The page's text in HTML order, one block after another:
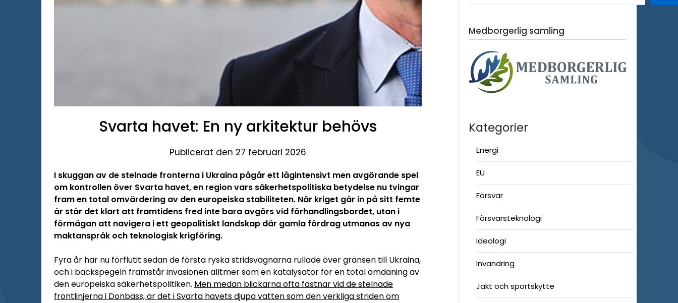
Svarta havet: En ny arkitektur behövs
Publicerat den 27 februari 2026
I skuggan av de stelnade fronterna i Ukraina pågår ett lågintensivt men avgörande spel
om kontrollen över Svarta havet, en region vars säkerhetspolitiska betydelse nu tvingar
fram en total omvärdering av den europeiska stabiliteten. När kriget går in på sitt femte
år står det klart att framtidens fred inte bara avgörs vid förhandlingsbordet, utan i
förmågan att navigera i ett geopolitiskt landskap där gamla fördrag utmanas av nya
maktanspråk och teknologisk krigföring.
Fyra år har nu förflutit sedan de första ryska stridsvagnarna rullade över gränsen till Ukraina,
och i backspegeln framstår invasionen alltmer som en katalysator för en total omdaning av
den europeiska säkerhetspolitiken. Men medan blickarna ofta fastnar vid de stelnade
frontlinjerna i Donbass, är det i Svarta havets djupa vatten som den verkliga striden om
Medborgerlig samling
Kategorier
Energi
EU
Försvar
Försvarsteknologi
Ideologi
Invandring
Jakt och sportskytte